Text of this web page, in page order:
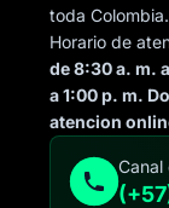
toda Colombia.
Horario de
de 8:30 a. m.
a 1:00 p. m.
atencion
Canal